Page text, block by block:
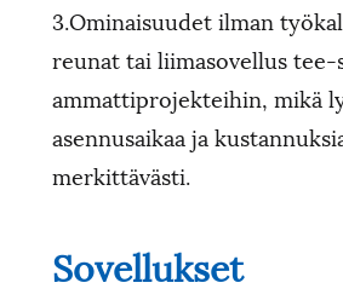
3.Ominaisuudet ilman
reunat tai liimasovellus
ammattiprojekteihin, mikä
asennusaikaa ja
merkittävästi.
Sovellukset